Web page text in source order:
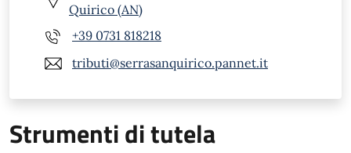
Quirico (AN)
+39 0731 818218
tributi@serrasanquirico.pannet.it
Strumenti di tutela